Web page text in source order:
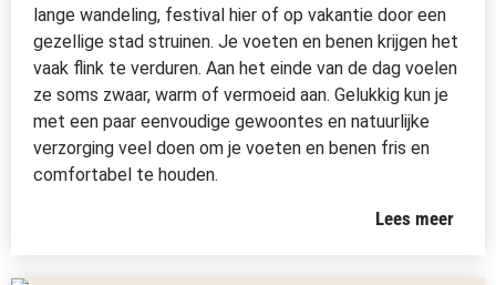
lange wandeling, festival hier of op vakantie door een
gezellige stad struinen. Je voeten en benen krijgen het
vaak flink te verduren. Aan het einde van de dag voelen
ze soms zwaar, warm of vermoeid aan. Gelukkig kun je
met een paar eenvoudige gewoontes en natuurlijke
verzorging veel doen om je voeten en benen fris en
comfortabel te houden.
Lees meer